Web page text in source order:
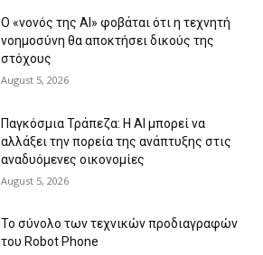
Ο «νονός της AI» φοβάται ότι η τεχνητή
νοημοσύνη θα αποκτήσει δικούς της
στόχους
August 5, 2026
Παγκόσμια Τράπεζα: Η AI μπορεί να
αλλάξει την πορεία της ανάπτυξης στις
αναδυόμενες οικονομίες
August 5, 2026
Το σύνολο των τεχνικών προδιαγραφών
του Robot Phone